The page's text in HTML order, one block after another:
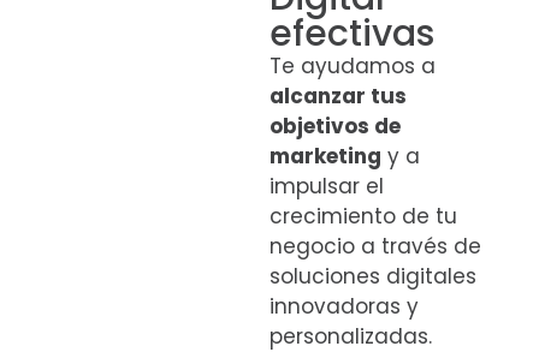
efectivas
Te ayudamos a
alcanzar tus
objetivos de
marketing y a
impulsar el
crecimiento de tu
negocio a través de
soluciones digitales
innovadoras y
personalizadas.